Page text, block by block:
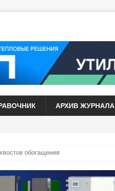
АРХИВ ЖУРНАЛА
обогащения